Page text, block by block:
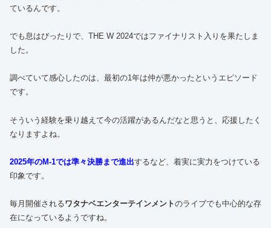
ているんです。
でも息はぴったりで、THE W 2024ではファイナリスト入りを果たしま
した。
調べていて感心したのは、最初の1年は仲が悪かったというエピソード
です。
そういう経験を乗り越えて今の活躍があるんだなと思うと、応援したく
なりますよね。
2025年のM-1では準々決勝まで進出するなど、着実に実力をつけている
印象です。
毎月開催されるワタナベエンターテインメントのライブでも中心的な存
在になっているようですね。